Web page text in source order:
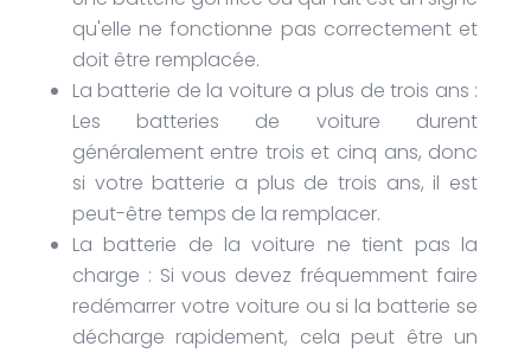
qu'elle ne fonctionne pas correctement et
doit être remplacée.
La batterie de la voiture a plus de trois ans :
Les batteries de voiture durent
généralement entre trois et cinq ans, donc
si votre batterie a plus de trois ans, il est
peut-être temps de la remplacer.
La batterie de la voiture ne tient pas la
charge : Si vous devez fréquemment faire
redémarrer votre voiture ou si la batterie se
décharge rapidement, cela peut être un